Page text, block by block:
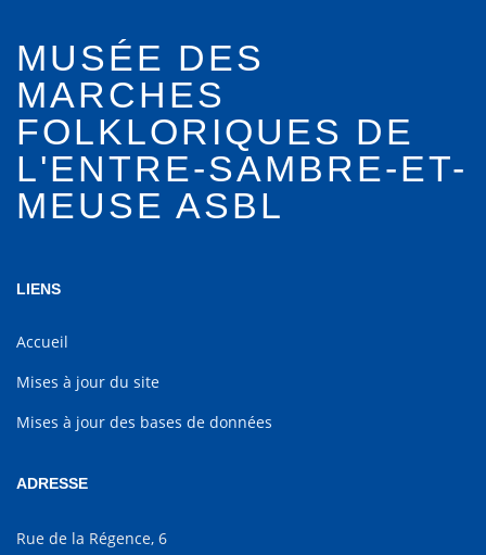
MUSÉE DES
MARCHES
FOLKLORIQUES DE
L'ENTRE-SAMBRE-ET-
MEUSE ASBL
LIENS
Accueil
Mises à jour du site
Mises à jour des bases de données
ADRESSE
Rue de la Régence, 6